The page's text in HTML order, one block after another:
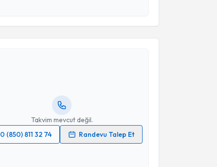
Takvim Talebini Gönder
Takvim mevcut değil.
0 (850) 811 32 74
Randevu Talep Et